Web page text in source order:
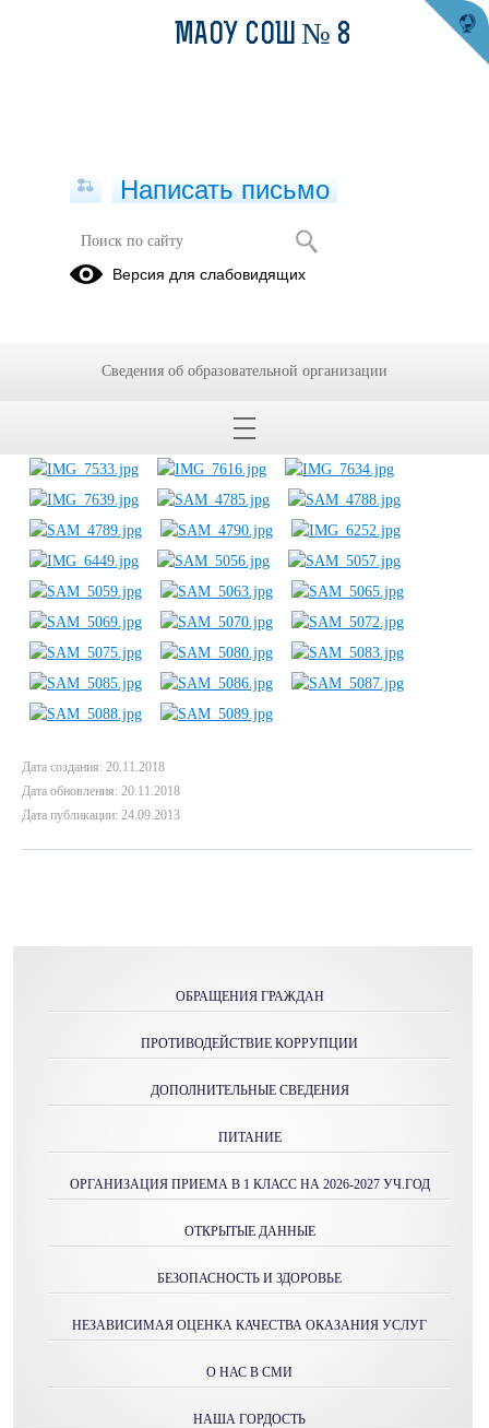
Уроки безопасности и ЗОЖ в школе
Дата создания: 20.11.2018
Дата обновления: 20.11.2018
Дата публикации: 24.09.2013
ОБРАЩЕНИЯ ГРАЖДАН
ПРОТИВОДЕЙСТВИЕ КОРРУПЦИИ
ДОПОЛНИТЕЛЬНЫЕ СВЕДЕНИЯ
ПИТАНИЕ
ОРГАНИЗАЦИЯ ПРИЕМА В 1 КЛАСС НА 2026-2027 УЧ.ГОД
ОТКРЫТЫЕ ДАННЫЕ
БЕЗОПАСНОСТЬ И ЗДОРОВЬЕ
НЕЗАВИСИМАЯ ОЦЕНКА КАЧЕСТВА ОКАЗАНИЯ УСЛУГ
О НАС В СМИ
НАША ГОРДОСТЬ
МАОУ СОШ № 8
Написать письмо
Версия для слабовидящих
Сведения об образовательной организации